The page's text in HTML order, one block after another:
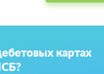
картах